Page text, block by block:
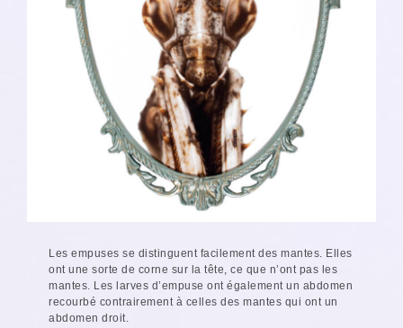
Les empuses se distinguent facilement des mantes. Elles
ont une sorte de corne sur la tête, ce que n’ont pas les
mantes. Les larves d’empuse ont également un abdomen
recourbé contrairement à celles des mantes qui ont un
abdomen droit.